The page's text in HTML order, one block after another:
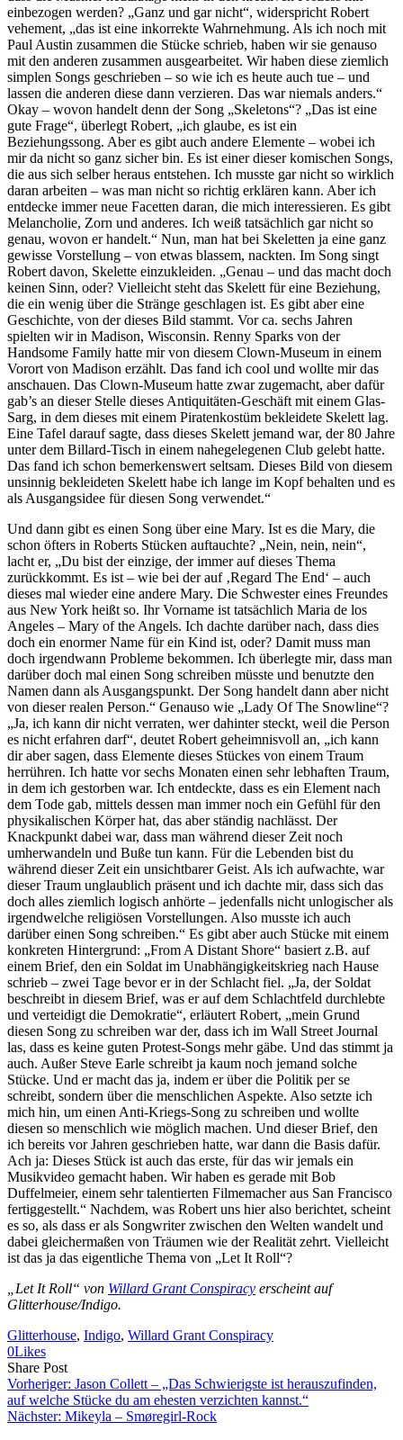
einbezogen werden? „Ganz und gar nicht“, widerspricht Robert
vehement, „das ist eine inkorrekte Wahrnehmung. Als ich noch mit
Paul Austin zusammen die Stücke schrieb, haben wir sie genauso
mit den anderen zusammen ausgearbeitet. Wir haben diese ziemlich
simplen Songs geschrieben – so wie ich es heute auch tue – und
lassen die anderen diese dann verzieren. Das war niemals anders.“
Okay – wovon handelt denn der Song „Skeletons“? „Das ist eine
gute Frage“, überlegt Robert, „ich glaube, es ist ein
Beziehungssong. Aber es gibt auch andere Elemente – wobei ich
mir da nicht so ganz sicher bin. Es ist einer dieser komischen Songs,
die aus sich selber heraus entstehen. Ich musste gar nicht so wirklich
daran arbeiten – was man nicht so richtig erklären kann. Aber ich
entdecke immer neue Facetten daran, die mich interessieren. Es gibt
Melancholie, Zorn und anderes. Ich weiß tatsächlich gar nicht so
genau, wovon er handelt.“ Nun, man hat bei Skeletten ja eine ganz
gewisse Vorstellung – von etwas blassem, nackten. Im Song singt
Robert davon, Skelette einzukleiden. „Genau – und das macht doch
keinen Sinn, oder? Vielleicht steht das Skelett für eine Beziehung,
die ein wenig über die Stränge geschlagen ist. Es gibt aber eine
Geschichte, von der dieses Bild stammt. Vor ca. sechs Jahren
spielten wir in Madison, Wisconsin. Renny Sparks von der
Handsome Family hatte mir von diesem Clown-Museum in einem
Vorort von Madison erzählt. Das fand ich cool und wollte mir das
anschauen. Das Clown-Museum hatte zwar zugemacht, aber dafür
gab’s an dieser Stelle dieses Antiquitäten-Geschäft mit einem Glas-
Sarg, in dem dieses mit einem Piratenkostüm bekleidete Skelett lag.
Eine Tafel darauf sagte, dass dieses Skelett jemand war, der 80 Jahre
unter dem Billard-Tisch in einem nahegelegenen Club gelebt hatte.
Das fand ich schon bemerkenswert seltsam. Dieses Bild von diesem
unsinnig bekleideten Skelett habe ich lange im Kopf behalten und es
als Ausgangsidee für diesen Song verwendet.“
Und dann gibt es einen Song über eine Mary. Ist es die Mary, die
schon öfters in Roberts Stücken auftauchte? „Nein, nein, nein“,
lacht er, „Du bist der einzige, der immer auf dieses Thema
zurückkommt. Es ist – wie bei der auf ‚Regard The End‘ – auch
dieses mal wieder eine andere Mary. Die Schwester eines Freundes
aus New York heißt so. Ihr Vorname ist tatsächlich Maria de los
Angeles – Mary of the Angels. Ich dachte darüber nach, dass dies
doch ein enormer Name für ein Kind ist, oder? Damit muss man
doch irgendwann Probleme bekommen. Ich überlegte mir, dass man
darüber doch mal einen Song schreiben müsste und benutzte den
Namen dann als Ausgangspunkt. Der Song handelt dann aber nicht
von dieser realen Person.“ Genauso wie „Lady Of The Snowline“?
„Ja, ich kann dir nicht verraten, wer dahinter steckt, weil die Person
es nicht erfahren darf“, deutet Robert geheimnisvoll an, „ich kann
dir aber sagen, dass Elemente dieses Stückes von einem Traum
herrühren. Ich hatte vor sechs Monaten einen sehr lebhaften Traum,
in dem ich gestorben war. Ich entdeckte, dass es ein Element nach
dem Tode gab, mittels dessen man immer noch ein Gefühl für den
physikalischen Körper hat, das aber ständig nachlässt. Der
Knackpunkt dabei war, dass man während dieser Zeit noch
umherwandeln und Buße tun kann. Für die Lebenden bist du
während dieser Zeit ein unsichtbarer Geist. Als ich aufwachte, war
dieser Traum unglaublich präsent und ich dachte mir, dass sich das
doch alles ziemlich logisch anhörte – jedenfalls nicht unlogischer als
irgendwelche religiösen Vorstellungen. Also musste ich auch
darüber einen Song schreiben.“ Es gibt aber auch Stücke mit einem
konkreten Hintergrund: „From A Distant Shore“ basiert z.B. auf
einem Brief, den ein Soldat im Unabhängigkeitskrieg nach Hause
schrieb – zwei Tage bevor er in der Schlacht fiel. „Ja, der Soldat
beschreibt in diesem Brief, was er auf dem Schlachtfeld durchlebte
und verteidigt die Demokratie“, erläutert Robert, „mein Grund
diesen Song zu schreiben war der, dass ich im Wall Street Journal
las, dass es keine guten Protest-Songs mehr gäbe. Und das stimmt ja
auch. Außer Steve Earle schreibt ja kaum noch jemand solche
Stücke. Und er macht das ja, indem er über die Politik per se
schreibt, sondern über die menschlichen Aspekte. Also setzte ich
mich hin, um einen Anti-Kriegs-Song zu schreiben und wollte
diesen so menschlich wie möglich machen. Und dieser Brief, den
ich bereits vor Jahren geschrieben hatte, war dann die Basis dafür.
Ach ja: Dieses Stück ist auch das erste, für das wir jemals ein
Musikvideo gemacht haben. Wir haben es gerade mit Bob
Duffelmeier, einem sehr talentierten Filmemacher aus San Francisco
fertiggestellt.“ Nachdem, was Robert uns hier also berichtet, scheint
es so, als dass er als Songwriter zwischen den Welten wandelt und
dabei gleichermaßen von Träumen wie der Realität zehrt. Vielleicht
ist das ja das eigentliche Thema von „Let It Roll“?
„Let It Roll“ von Willard Grant Conspiracy erscheint auf
Glitterhouse/Indigo.
Glitterhouse, Indigo, Willard Grant Conspiracy
0Likes
Share PostShare
on
Facebook
Copy
URL
to
clipboard
Send
Link
via
eMail
Vorheriger: Jason Collett – „Das Schwierigste ist herauszufinden,
auf welche Stücke du am ehesten verzichten kannst.“
Nächster: Mikeyla – Smøregirl-Rock